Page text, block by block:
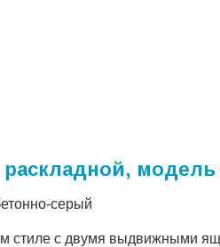
модель
серый
стиле с двумя выдвижными